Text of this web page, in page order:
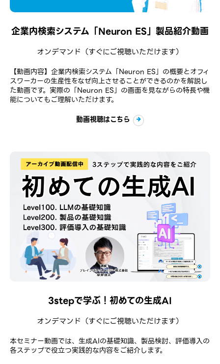
企業内検索システム「Neuron ES」製品紹介動画
オンデマンド （すぐにご視聴いただけます）
【動画内容】企業内検索システム「Neuron ES」の概要とオフィ
スワーカーの生産性をなぜ向上させることができるのかを解説し
た動画です。実際の「Neuron ES」の画面を見ながらの特長や機
能についてもご理解いただけます。
動画視聴はこちら
3stepで学ぶ！初めての生成AI
オンデマンド （すぐにご視聴いただけます）
本セミナー動画では、生成AIの基礎知識、製品検討、評価導入の
各ステップで役立つ実践的な内容をご紹介します。